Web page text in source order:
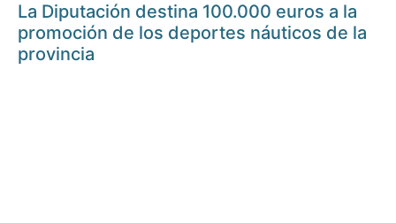
La Diputación destina 100.000 euros a la
promoción de los deportes náuticos de la
provincia